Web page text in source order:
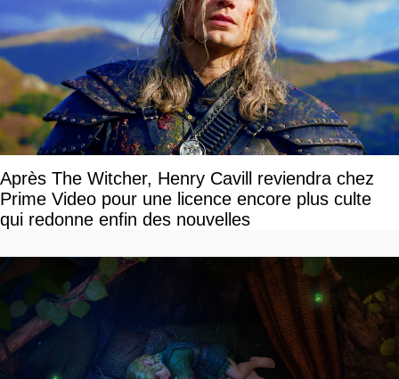
Après The Witcher, Henry Cavill reviendra chez
Prime Video pour une licence encore plus culte
qui redonne enfin des nouvelles